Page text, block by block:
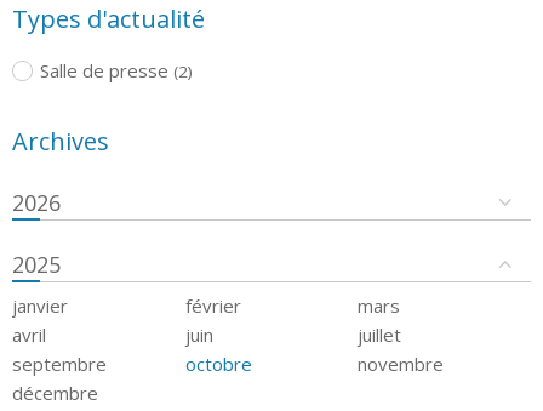
Types d'actualité
Salle de presse (2)
Archives
2026
2025
janvier février
mars
avril
juin
juillet
septembre
octobre
novembre
décembre